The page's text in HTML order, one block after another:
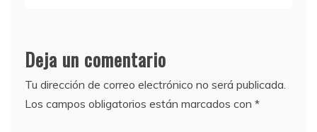
Deja un comentario
Tu dirección de correo electrónico no será publicada.
Los campos obligatorios están marcados con *